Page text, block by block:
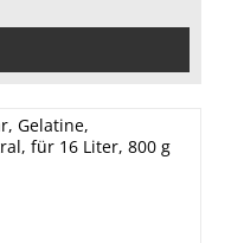
Gelatine,
für 16 Liter, 800 g